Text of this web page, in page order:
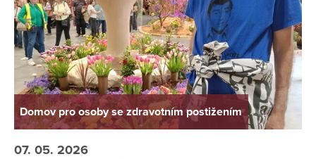
Domov pro osoby se zdravotním postižením
07. 05. 2026